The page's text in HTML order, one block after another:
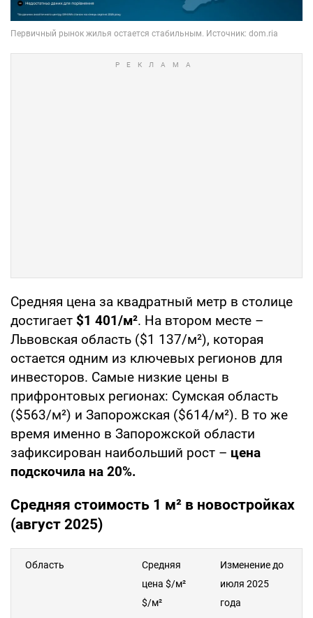
Средняя цена за квадратный метр в столице
достигает $1 401/м². На втором месте –
Львовская область ($1 137/м²), которая
остается одним из ключевых регионов для
инвесторов. Самые низкие цены в
прифронтовых регионах: Сумская область
($563/м²) и Запорожская ($614/м²). В то же
время именно в Запорожской области
зафиксирован наибольший рост – цена
подскочила на 20%.
Средняя стоимость 1 м² в новостройках
(август 2025)
Область
Средняя
цена $/м²
$/м²
Изменение до
июля 2025
года